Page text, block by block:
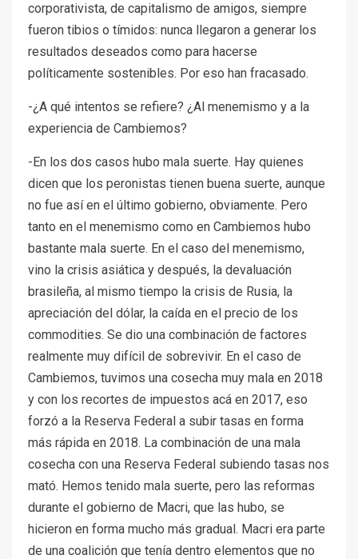
corporativista, de capitalismo de amigos, siempre
fueron tibios o tímidos: nunca llegaron a generar los
resultados deseados como para hacerse
políticamente sostenibles. Por eso han fracasado.
-¿A qué intentos se refiere? ¿Al menemismo y a la
experiencia de Cambiemos?
-En los dos casos hubo mala suerte. Hay quienes
dicen que los peronistas tienen buena suerte, aunque
no fue así en el último gobierno, obviamente. Pero
tanto en el menemismo como en Cambiemos hubo
bastante mala suerte. En el caso del menemismo,
vino la crisis asiática y después, la devaluación
brasileña, al mismo tiempo la crisis de Rusia, la
apreciación del dólar, la caída en el precio de los
commodities. Se dio una combinación de factores
realmente muy difícil de sobrevivir. En el caso de
Cambiemos, tuvimos una cosecha muy mala en 2018
y con los recortes de impuestos acá en 2017, eso
forzó a la Reserva Federal a subir tasas en forma
más rápida en 2018. La combinación de una mala
cosecha con una Reserva Federal subiendo tasas nos
mató. Hemos tenido mala suerte, pero las reformas
durante el gobierno de Macri, que las hubo, se
hicieron en forma mucho más gradual. Macri era parte
de una coalición que tenía dentro elementos que no